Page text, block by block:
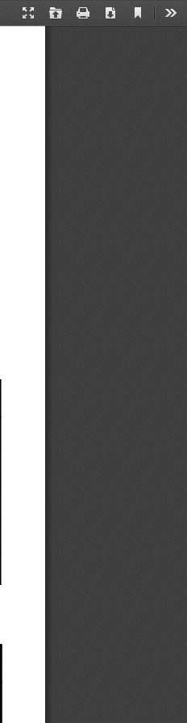
Presentation
Open Print Download
Current